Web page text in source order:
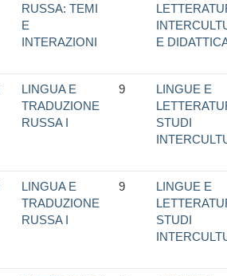
RUSSA: TEMI
E
INTERAZIONI
E
LINGUA E
TRADUZIONE
RUSSA I
9
LINGUE E
STUDI
LINGUA E
TRADUZIONE
RUSSA I
9
LINGUE E
STUDI